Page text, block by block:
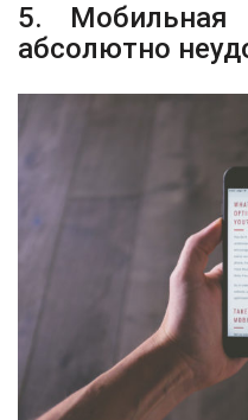
5. Мобильная
абсолютно